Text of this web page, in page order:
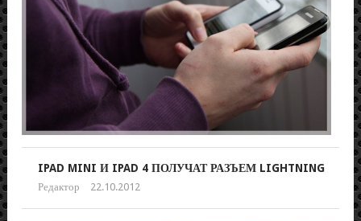
IPAD MINI И IPAD 4 ПОЛУЧАТ РАЗЪЕМ LIGHTNING
Редактор 22.10.2012